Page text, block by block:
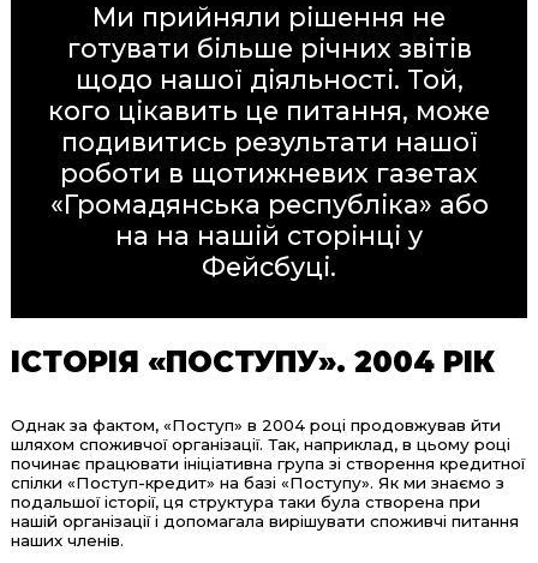
Ми прийняли рішення не
готувати більше річних звітів
щодо нашої діяльності. Той,
кого цікавить це питання, може
подивитись результати нашої
роботи в щотижневих газетах
«Громадянська республіка» або
на на нашій сторінці у
Фейсбуці.
ІСТОРІЯ «ПОСТУПУ». 2004 РІК
Однак за фактом, «Поступ» в 2004 році продовжував йти
шляхом споживчої організації. Так, наприклад, в цьому році
починає працювати ініціативна група зі створення кредитної
спілки «Поступ-кредит» на базі «Поступу». Як ми знаємо з
подальшої історії, ця структура таки була створена при
нашій організації і допомагала вирішувати споживчі питання
наших членів.